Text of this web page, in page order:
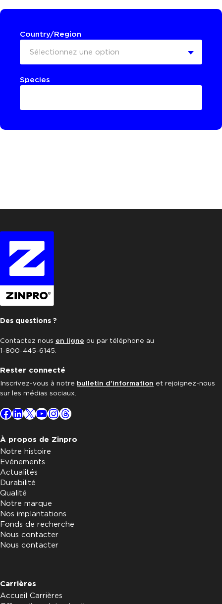
Country/Region
Sélectionnez une option
Species
Des questions ?
Contactez nous en ligne ou par téléphone au
1-800-445-6145.
Rester connecté
Inscrivez-vous à notre bulletin d'information et rejoignez-nous
sur les médias sociaux.
Facebook
LinkedIn
X YouTube
Instagram
Threads
À propos de Zinpro
Notre histoire
Evénements
Actualités
Durabilité
Qualité
Notre marque
Nos implantations
Fonds de recherche
Nous contacter
Nous contacter
Carrières
Accueil Carrières